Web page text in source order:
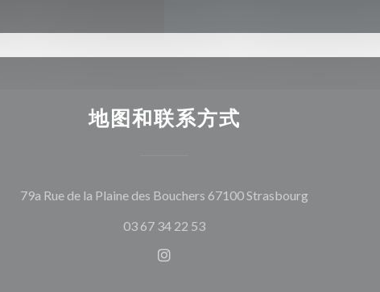
地图和联系方式
79a Rue de la Plaine des Bouchers 67100 Strasbourg((在新窗口中
03 67 34 22 53
Instagram ((在新窗口中打开))